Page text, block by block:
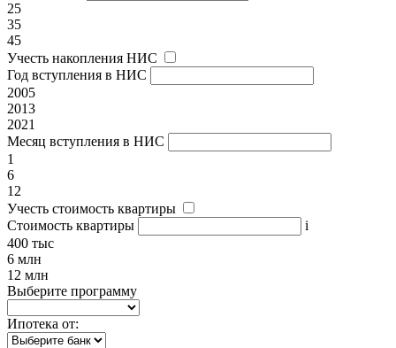
25
35
45
Учесть накопления НИС
Год вступления в НИС
2005
2013
2021
Месяц вступления в НИС
1
6
12
Учесть стоимость квартиры
Стоимость квартиры
i
400 тыс
6 млн
12 млн
Выберите программу
Ипотека от: